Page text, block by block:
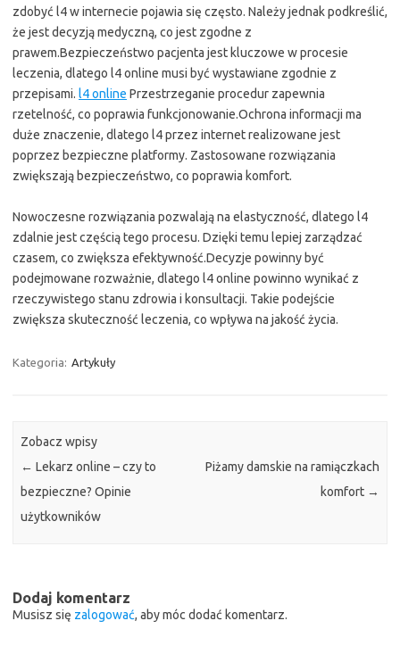
zdobyć l4 w internecie pojawia się często. Należy jednak podkreślić,
że jest decyzją medyczną, co jest zgodne z
prawem.Bezpieczeństwo pacjenta jest kluczowe w procesie
leczenia, dlatego l4 online musi być wystawiane zgodnie z
przepisami. l4 online Przestrzeganie procedur zapewnia
rzetelność, co poprawia funkcjonowanie.Ochrona informacji ma
duże znaczenie, dlatego l4 przez internet realizowane jest
poprzez bezpieczne platformy. Zastosowane rozwiązania
zwiększają bezpieczeństwo, co poprawia komfort.
Nowoczesne rozwiązania pozwalają na elastyczność, dlatego l4
zdalnie jest częścią tego procesu. Dzięki temu lepiej zarządzać
czasem, co zwiększa efektywność.Decyzje powinny być
podejmowane rozważnie, dlatego l4 online powinno wynikać z
rzeczywistego stanu zdrowia i konsultacji. Takie podejście
zwiększa skuteczność leczenia, co wpływa na jakość życia.
Kategoria: Artykuły
Zobacz wpisy
← Lekarz online – czy to
bezpieczne? Opinie
użytkowników
Piżamy damskie na ramiączkach
komfort →
Dodaj komentarz
Musisz się zalogować, aby móc dodać komentarz.